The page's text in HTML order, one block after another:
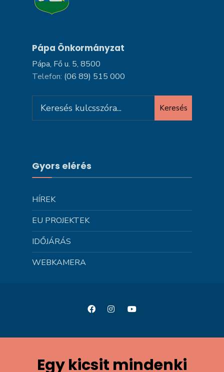
Pápa Önkormányzat
Pápa, Fő u. 5, 8500
Telefon: (06 89) 515 000
for:
Keresés
Gyors elérés
HÍREK
EU PROJEKTEK
IDŐJÁRÁS
WEBKAMERA
Egy kicsit mindenki